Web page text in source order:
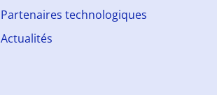
Partenaires technologiques
Actualités